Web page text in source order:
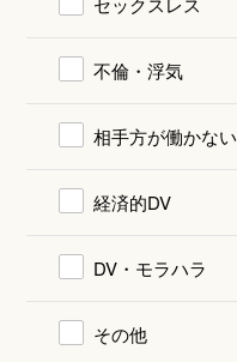
不倫・浮気
相手方が働かない
経済的DV
DV・モラハラ
その他